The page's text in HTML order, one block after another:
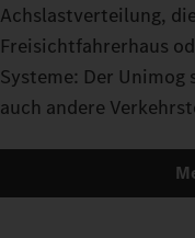
Achslastverteilung,
Freisichtfahrerhaus
Systeme: Der
auch andere